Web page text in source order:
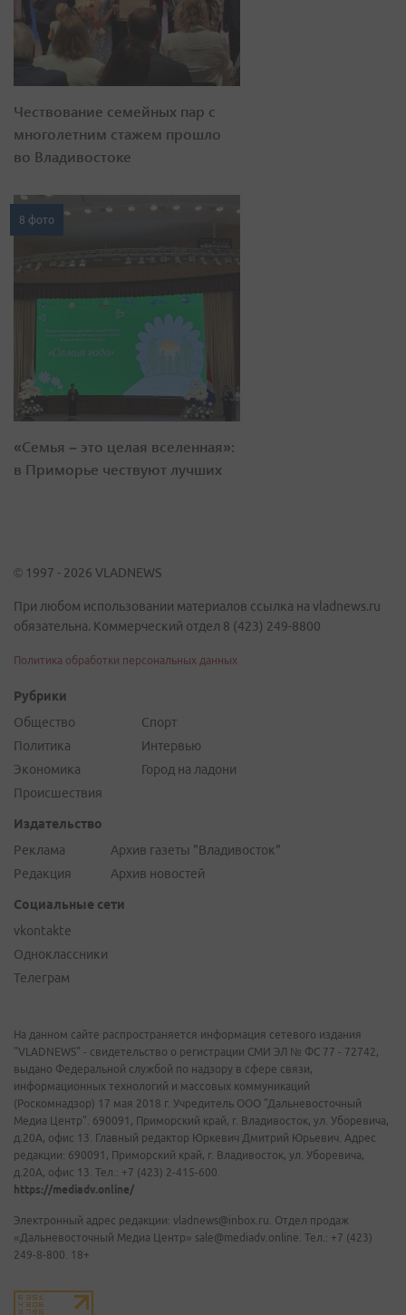
Чествование семейных пар с
многолетним стажем прошло
во Владивостоке
8 фото
«Семья – это целая вселенная»:
в Приморье чествуют лучших
© 1997 - 2026 VLADNEWS
При любом использовании материалов ссылка на vladnews.ru
обязательна. Коммерческий отдел 8 (423) 249-8800
Политика обработки персональных данных
Рубрики
Общество
Политика
Экономика
Происшествия
Спорт
Интервью
Город на ладони
Издательство
Реклама
Редакция
Архив газеты "Владивосток"
Архив новостей
Социальные сети
vkontakte
Одноклассники
Телеграм
На данном сайте распространяется информация сетевого издания
"VLADNEWS" - свидетельство о регистрации СМИ ЭЛ № ФС 77 - 72742,
выдано Федеральной службой по надзору в сфере связи,
информационных технологий и массовых коммуникаций
(Роскомнадзор) 17 мая 2018 г. Учредитель ООО "Дальневосточный
Медиа Центр". 690091, Приморский край, г. Владивосток, ул. Уборевича,
д.20А, офис 13. Главный редактор Юркевич Дмитрий Юрьевич. Адрес
редакции: 690091, Приморский край, г. Владивосток, ул. Уборевича,
д.20А, офис 13. Тел.: +7 (423) 2-415-600.
https://mediadv.online/
Электронный адрес редакции: vladnews@inbox.ru. Отдел продаж
«Дальневосточный Медиа Центр» sale@mediadv.online. Тел.: +7 (423)
249-8-800. 18+